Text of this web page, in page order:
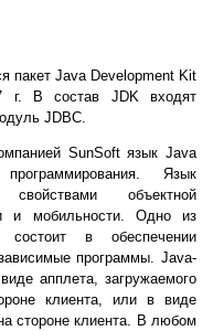
пакет Java Development Kit
г. В состав JDK входят
JDBC.
SunSoft язык Java
Язык
объектной
и мобильности. Одно из
в обеспечении
программы. Java-
апплета, загружаемого
клиента, или в виде
стороне клиента. В любом